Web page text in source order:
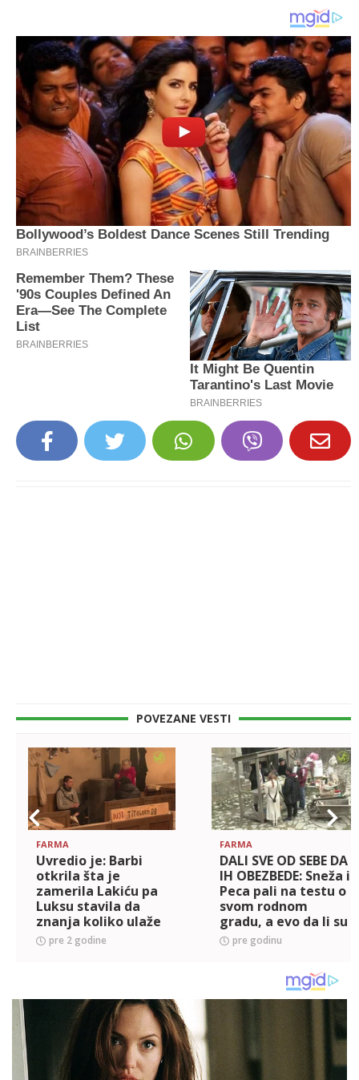
POVEZANE VESTI
FARMA
Uvredio je: Barbi
otkrila šta je
zamerila Lakiću pa
Luksu stavila da
znanja koliko ulaže
u svoju karijeru
(VIDEO)
pre 2 godine
FARMA
DALI SVE OD SEBE DA
IH OBEZBEDE: Sneža i
Peca pali na testu o
svom rodnom
gradu, a evo da li su
dobili sve što su
hteli na pijaci
pre godinu